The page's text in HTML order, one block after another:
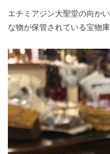
エチミアジン大聖堂の向か
な物が保管されている宝物庫